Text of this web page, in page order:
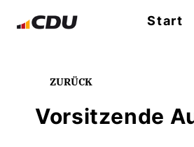
Start
ZURÜCK
Vorsitzende